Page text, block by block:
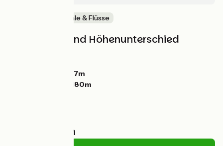
Malerische Kanäle & Flüsse
Steigungen und Höhenunterschied
137m
180m
Straßentypen